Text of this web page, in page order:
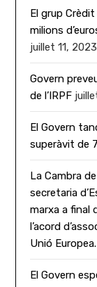
El grup
milions
juillet 11, 2023
Govern
de l’IRPF
El Govern
superàvit de
La Cambra
secretaria
marxa a final
l’acord
Unió Europea.
El Govern